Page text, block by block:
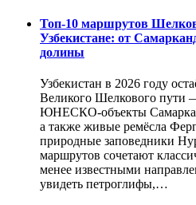
Топ-10 маршрутов
Узбекистане: от
долины
Узбекистан в 2026 году
Великого Шелкового пути
ЮНЕСКО-объекты
а также живые ремёсла
природные заповедники
маршрутов сочетают
менее известными
увидеть петроглифы,…